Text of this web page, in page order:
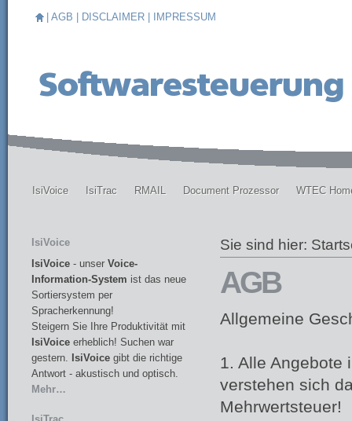
AGB DISCLAIMER IMPRESSUM
IsiVoice IsiTrac RMAIL Document Prozessor WTEC
Sie sind hier:
AGB
Allgemeine
1. Alle Angebote
verstehen sich
Mehrwertsteuer!
IsiVoice
IsiVoice - unser Voice-
Information-System ist das neue
Sortiersystem per
Spracherkennung!
Steigern Sie Ihre Produktivität mit
IsiVoice erheblich! Suchen war
gestern. IsiVoice gibt die richtige
Antwort - akustisch und optisch.
Mehr…